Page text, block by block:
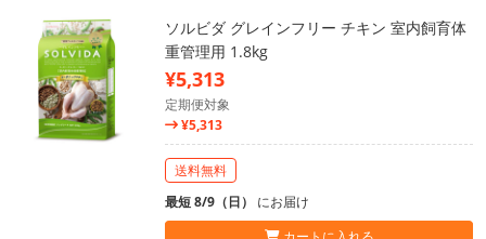
ソルビダ グレインフリー チキン 室内飼育体
重管理用 1.8kg
¥5,313
定期便対象
¥5,313
送料無料
最短 8/9（日） にお届け